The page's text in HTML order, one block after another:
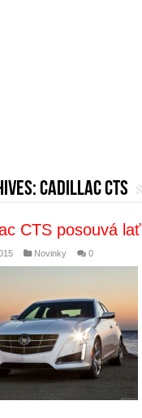
Cadillac CTS
CTS posouvá
Novinky 0